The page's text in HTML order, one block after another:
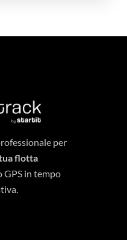
per
flotta
GPS in tempo